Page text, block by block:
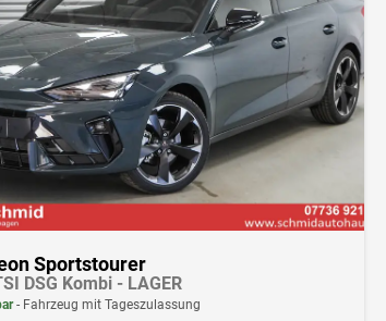
Sportstourer
DSG Kombi - LAGER
Fahrzeug mit Tageszulassung